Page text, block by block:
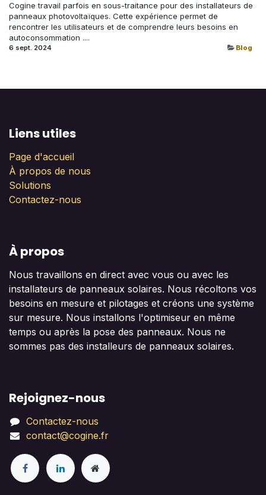
Cogine travail parfois en sous-traitance pour des installateurs de
panneaux photovoltaïques. Cette expérience permet de
rencontrer les utilisateurs et de comprendre leurs besoins en
autoconsommation ....
6 sept. 2024 Blog
Liens utiles
Page d'accueil
À propos de nous
Solutions
Contactez-nous
À propos
Nous travaillons en direct avec vous ou avec les
installateurs de panneaux solaires. Nous récoltons vos
besoins en mesure et pilotages et créons une système
sur mesure. Nous installons l'optimiseur en même
temps ou après la pose des panneaux. Nous ne
sommes pas des installeurs de panneaux solaires.
Rejoignez-nous
Contactez-nous
contact@cogine.fr